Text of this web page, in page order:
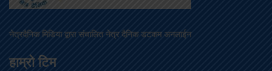
नेत्रदैनिक मिडिया द्वारा संचालित नेत्र दैनिक डटकम अनलाईन
हाम्रो टिम